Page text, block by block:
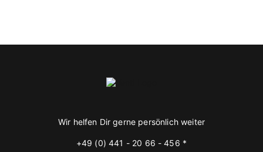
Wir helfen Dir gerne persönlich weiter
+49 (0) 441 - 20 66 - 456 *